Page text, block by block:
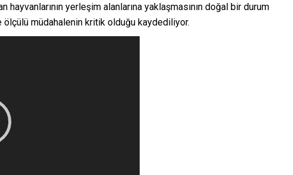
hayvanlarının yerleşim alanlarına yaklaşmasının doğal bir durum
müdahalenin kritik olduğu kaydediliyor.